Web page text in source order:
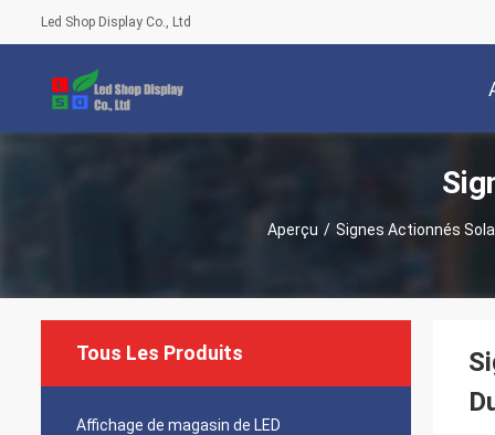
Led Shop Display Co., Ltd
Aperçu / Signes Actionnés
Tous Les Produits
Affichage de magasin de LED